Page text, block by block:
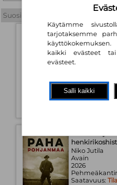
Suomen
Ari Haasio;
Avain
2026
26,00 €
Niko Jutila
Avain
2026
Saatavuus:
Käytämme
tarjotaksemme
kaikki evästeet
evästeet.
Salli kaikki